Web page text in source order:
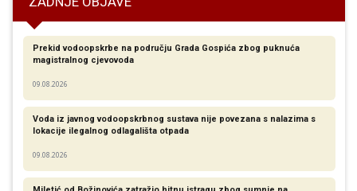
Prekid vodoopskrbe na području Grada Gospića zbog puknuća
magistralnog cjevovoda
09.08.2026
Voda iz javnog vodoopskrbnog sustava nije povezana s nalazima s
lokacije ilegalnog odlagališta otpada
09.08.2026